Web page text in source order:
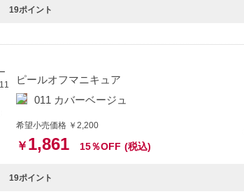
19ポイント
ピールオフマニキュア
011 カバーベージュ
希望小売価格 ￥2,200
￥ 1,861 15％OFF (税込)
19ポイント